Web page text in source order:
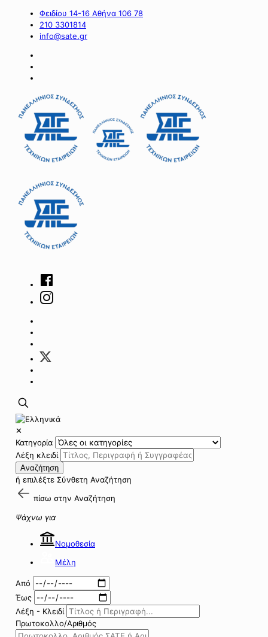
Φειδίου 14-16 Αθήνα 106 78
210 3301814
info@sate.gr
✕
Κατηγορία
Λέξη κλειδί
Αναζήτηση
ή επιλέξτε Σύνθετη Αναζήτηση
πίσω στην Αναζήτηση
Ψάχνω για
Νομοθεσία
Μέλη
Από
Έως
Λέξη - Κλειδί
Πρωτοκολλο/Αριθμός